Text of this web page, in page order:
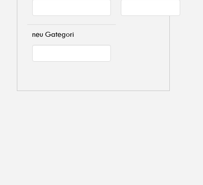
neu Gategori